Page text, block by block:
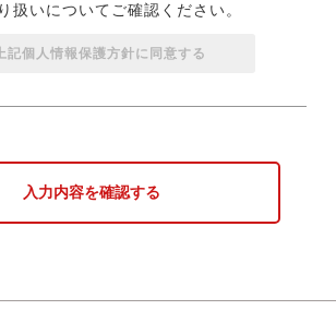
扱いについてご確認ください。
記個人情報保護方針に同意する
入力内容を確認する